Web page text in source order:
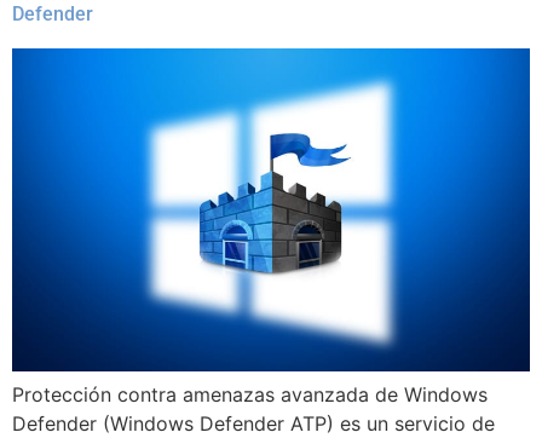
Defender
Protección contra amenazas avanzada de Windows
Defender (Windows Defender ATP) es un servicio de